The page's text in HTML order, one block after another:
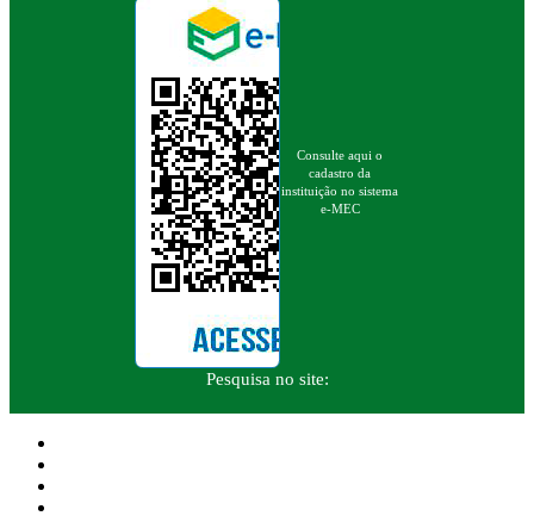
Consulte aqui o
cadastro da
instituição no sistema
e-MEC
Pesquisa no site: